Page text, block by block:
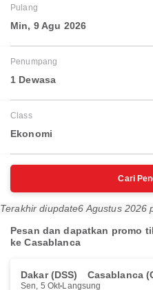
Pulang
Min, 9 Agu 2026
Penumpang
1 Dewasa
Class
Ekonomi
Cari
Terakhir diupdate6 Agustus 2026
Pesan dan dapatkan promo
ke Casablanca
Dakar (DSS) Casablanca
Sen, 5 Okt Langsung